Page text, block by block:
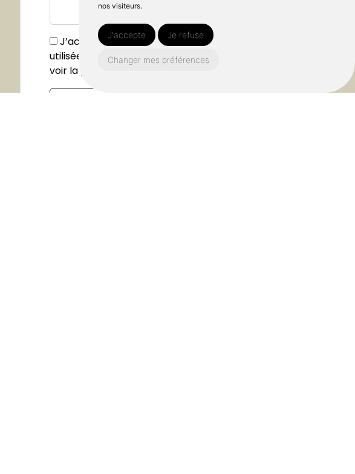
nos visiteurs.
J'accepte Je refuse
Changer mes préférences
J’accepte que mes données soient
utilisées dans le cadre de ma demande,
voir la